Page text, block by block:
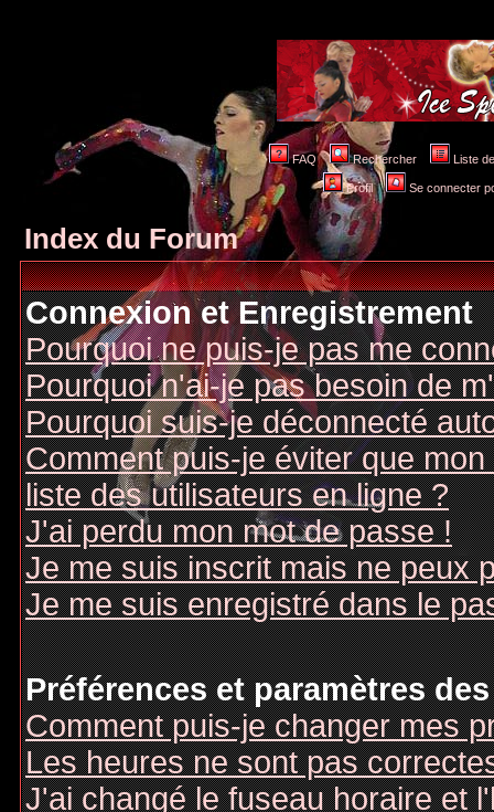
FAQ Rechercher Liste
Profil Se connecter
Index du Forum
Connexion et Enregistrement
Pourquoi ne puis-je pas me
Pourquoi n'ai-je pas besoin de
Pourquoi suis-je déconnecté
Comment puis-je éviter que
liste des utilisateurs en ligne ?
J'ai perdu mon mot de passe !
Je me suis inscrit mais ne peux
Je me suis enregistré dans le
Préférences et paramètres
Comment puis-je changer mes
Les heures ne sont pas
J'ai changé le fuseau horaire et